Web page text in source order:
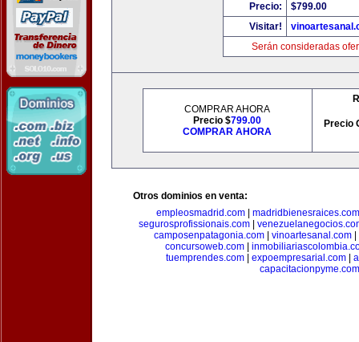
Precio:
$799.00
Visitar!
Serán consideradas
COMPRAR AHORA
Precio $799.00
COMPRAR AHORA
Precio
Otros dominios en venta:
empleosmadrid.com
madridbienesraices.com
segurosprofissionais.com
camposenpatagonia.com| vinoartesanal.com|
concursoweb.com
tuemprendes.com
expoempresarial.com
capacitacionpyme.com